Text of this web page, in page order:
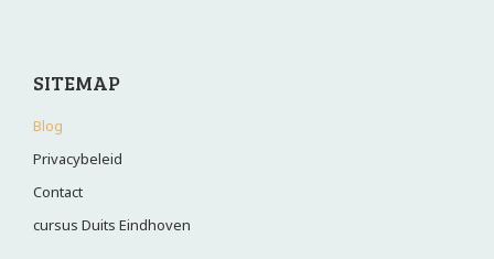
SITEMAP
Blog
Privacybeleid
Contact
cursus Duits Eindhoven